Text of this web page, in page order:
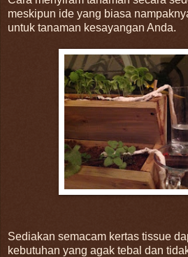
meskipun ide yang biasa
untuk tanaman kesayangan Anda.
Sediakan semacam kertas tissue
kebutuhan yang agak tebal dan